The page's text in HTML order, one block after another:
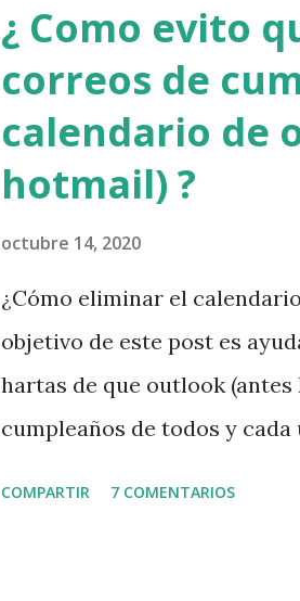
¿ Como evito
correos de
calendario de
hotmail) ?
octubre 14, 2020
¿Cómo eliminar el
objetivo de este post es
hartas de que outlook
cumpleaños de todos y
COMPARTIR 7 COMENTARIOS